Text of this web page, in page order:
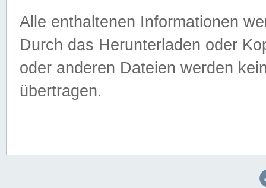
Alle enthaltenen Informationen
Durch das Herunterladen oder
oder anderen Dateien werden
übertragen.